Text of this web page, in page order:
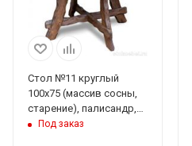
Стол №11 круглый
100х75 (массив сосны,
старение), палисандр,
ИРБПод заказ